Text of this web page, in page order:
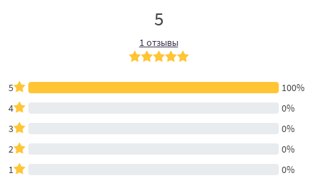
5
1 отзывы
5
100%
4
0%
3
0%
2
0%
1
0%